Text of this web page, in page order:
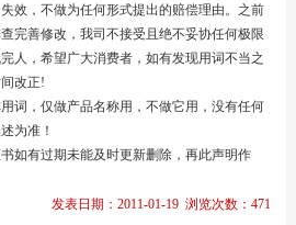
效，不做为任何形式提出的赔偿理由。之前
完善修改，我司不接受且绝不妥协任何极限
人，希望广大消费者，如有发现用词不当之
改正!
词，仅做产品名称用，不做它用，没有任何
为准！
如有过期未能及时更新删除，再此声明作
发表日期：2011-01-19 浏览次数：471